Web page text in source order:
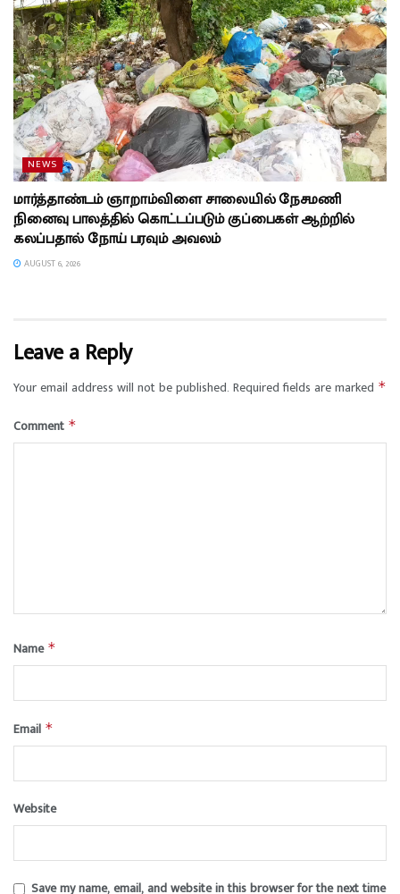
NEWS
மார்த்தாண்டம் ஞாறாம்விளை சாலையில் நேசமணி
நினைவு பாலத்தில் கொட்டப்படும் குப்பைகள் ஆற்றில்
கலப்பதால் நோய் பரவும் அவலம்
AUGUST 6, 2026
Leave a Reply
Your email address will not be published. Required fields are marked *
Comment *
Name *
Email *
Website
Save my name, email, and website in this browser for the next time